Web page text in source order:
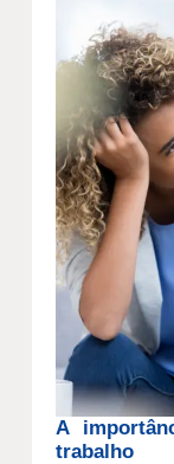
A
trabalho